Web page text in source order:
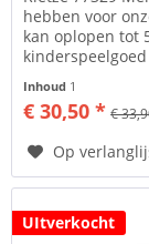
hebben voor
kan oplopen tot
Inhoud 1
€ 30,50 * €
Op
UItverkocht